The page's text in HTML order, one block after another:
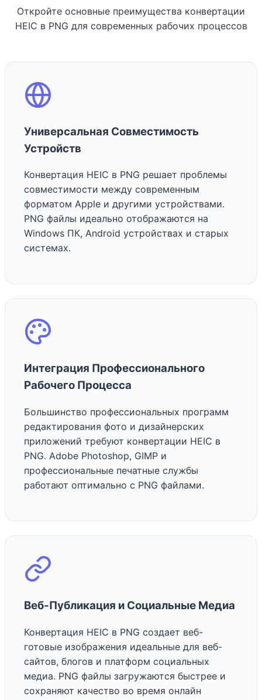
Откройте основные преимущества конвертации
HEIC в PNG для современных рабочих процессов
Универсальная Совместимость
Устройств
Конвертация HEIC в PNG решает проблемы
совместимости между современным
форматом Apple и другими устройствами.
PNG файлы идеально отображаются на
Windows ПК, Android устройствах и старых
системах.
Интеграция Профессионального
Рабочего Процесса
Большинство профессиональных программ
редактирования фото и дизайнерских
приложений требуют конвертации HEIC в
PNG. Adobe Photoshop, GIMP и
профессиональные печатные службы
работают оптимально с PNG файлами.
Веб-Публикация и Социальные Медиа
Конвертация HEIC в PNG создает веб-
готовые изображения идеальные для веб-
сайтов, блогов и платформ социальных
медиа. PNG файлы загружаются быстрее и
сохраняют качество во время онлайн